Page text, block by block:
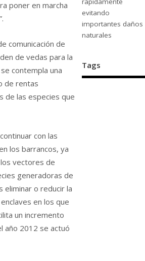
poner en marcha
comunicación de
de vedas para la
contempla una
de rentas
de las especies que
con las
los barrancos, ya
vectores de
generadoras de
eliminar o reducir la
en los que
un incremento
año 2012 se actuó
evitando
importantes daños
naturales
Tags